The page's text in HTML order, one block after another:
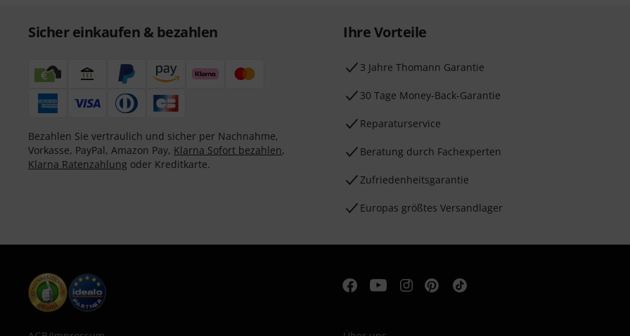
Sicher einkaufen & bezahlen
Bezahlen Sie vertraulich und sicher per Nachnahme,
Vorkasse, PayPal, Amazon Pay, Klarna Sofort bezahlen,
Klarna Ratenzahlung oder Kreditkarte.
Ihre Vorteile
3 Jahre Thomann Garantie
30 Tage Money-Back-Garantie
Reparaturservice
Beratung durch Fachexperten
Zufriedenheitsgarantie
Europas größtes Versandlager